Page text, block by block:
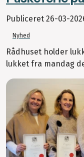
Publiceret 26-03-
Nyhed
Rådhuset holder
lukket fra mandag